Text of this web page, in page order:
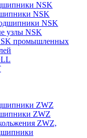
NSK
NSK
NSK
узлы NSK
промышленных
ZWZ
ZWZ
ZWZ,